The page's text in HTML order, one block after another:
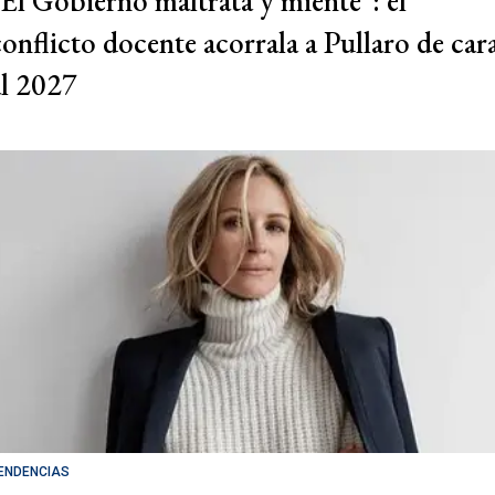
docente acorrala a Pullaro de
2027